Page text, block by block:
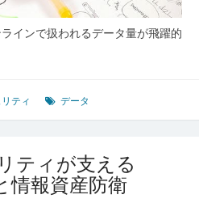
インで扱われるデータ量が飛躍的
ティ データ
ティが支える
情報資産防衛